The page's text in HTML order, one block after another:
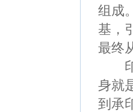
组成
基，
最终
印
身就
到承